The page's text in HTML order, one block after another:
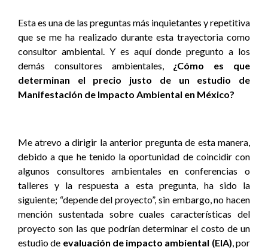
Esta es una de las preguntas más inquietantes y repetitiva
que se me ha realizado durante esta trayectoria como
consultor ambiental. Y es aquí donde pregunto a los
demás consultores ambientales, ¿Cómo es que
determinan el precio justo de un estudio de
Manifestación de Impacto Ambiental en México?
Me atrevo a dirigir la anterior pregunta de esta manera,
debido a que he tenido la oportunidad de coincidir con
algunos consultores ambientales en conferencias o
talleres y la respuesta a esta pregunta, ha sido la
siguiente; “depende del proyecto”, sin embargo, no hacen
mención sustentada sobre cuales características del
proyecto son las que podrían determinar el costo de un
estudio de evaluación de impacto ambiental (EIA), por